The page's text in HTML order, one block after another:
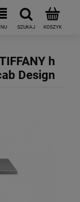
h
Design